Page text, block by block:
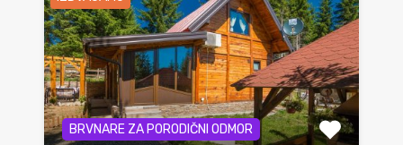
BRVNARE ZA PORODIČNI ODMOR